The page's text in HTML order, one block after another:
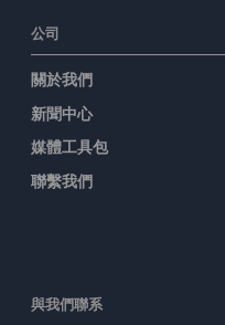
公司
關於我們
新聞中心
媒體工具包
聯繫我們
與我們聯系